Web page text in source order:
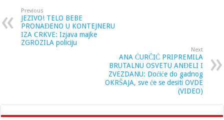
Previous
JEZIVO! TELO BEBE
PRONAĐENO U KONTEJNERU
IZA CRKVE: Izjava majke
ZGROZILA policiju
Next
ANA ĆURČIĆ PRIPREMILA
BRUTALNU OSVETU ANĐELI I
ZVEZDANU: Doćiće do gadnog
OKRŠAJA, sve će se desiti OVDE
(VIDEO)